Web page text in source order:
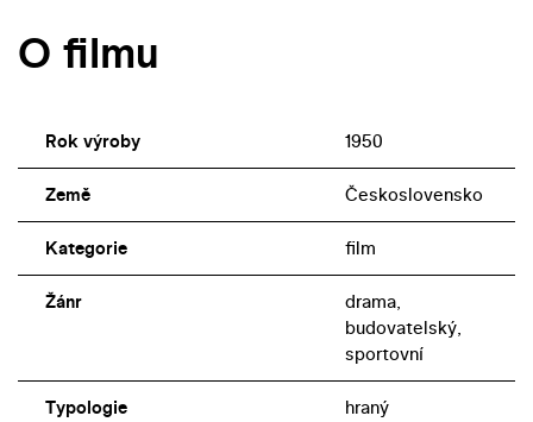
O filmu
Rok výroby 1950
Země Československo
Kategorie film
Žánr
drama,
budovatelský,
sportovní
Typologie hraný